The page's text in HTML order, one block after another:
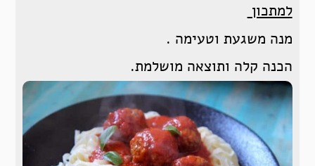
למתכון
מנה משגעת וטעימה .
הכנה קלה ותוצאה מושלמת.